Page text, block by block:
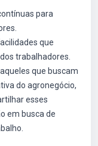
para
que
trabalhadores.
que buscam
do agronegócio,
esses
em busca de